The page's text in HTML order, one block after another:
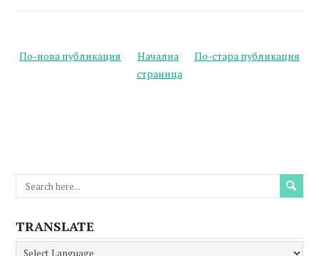
По-нова публикация По-стара публикация
Начална
страница
TRANSLATE